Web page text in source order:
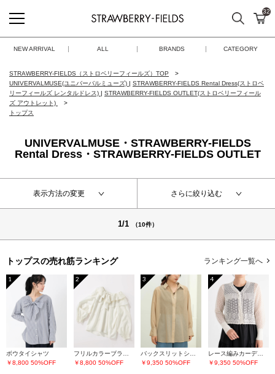
STRAWBERRY-FIELDS
検索 カ
32
NEW ARRIVAL ALL BRANDS CATEGORY
STRAWBERRY-FIELDS（ストロベリーフィールズ）TOP
UNIVERVALMUSE(ユニバーバルミューズ) | STRAWBERRY-FIELDS Rental Dress(ストロベ
リーフィールズ レンタルドレス) | STRAWBERRY-FIELDS OUTLET(ストロベリーフィール
ズ アウトレット)
トップス
UNIVERVALMUSE・STRAWBERRY-FIELDS
Rental Dress・STRAWBERRY-FIELDS OUTLET
表示方法の変更 さらに絞り込む
1/1 （10件）
トップスの売れ筋ランキング ランキング一覧へ
1
ボウタイシャツ
￥8,800 50%OFF
2
フリルカラーブラウス
￥8,800 50%OFF
3
バックスリットシアーシャツ
￥9,350 50%OFF
4
レース編みカーディガン
￥9,350 50%OFF